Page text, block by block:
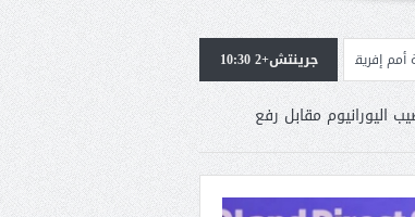
إسبانيا تعيد فرض الرقابة على
جرينتش+2 10:30
اليورانيوم مقابل رفع